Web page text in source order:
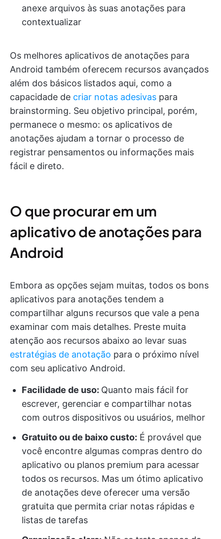
anexe arquivos às suas anotações para
contextualizar
Os melhores aplicativos de anotações para
Android também oferecem recursos avançados
além dos básicos listados aqui, como a
capacidade de criar notas adesivas para
brainstorming. Seu objetivo principal, porém,
permanece o mesmo: os aplicativos de
anotações ajudam a tornar o processo de
registrar pensamentos ou informações mais
fácil e direto.
O que procurar em um
aplicativo de anotações para
Android
Embora as opções sejam muitas, todos os bons
aplicativos para anotações tendem a
compartilhar alguns recursos que vale a pena
examinar com mais detalhes. Preste muita
atenção aos recursos abaixo ao levar suas
estratégias de anotação para o próximo nível
com seu aplicativo Android.
Facilidade de uso: Quanto mais fácil for
escrever, gerenciar e compartilhar notas
com outros dispositivos ou usuários, melhor
Gratuito ou de baixo custo: É provável que
você encontre algumas compras dentro do
aplicativo ou planos premium para acessar
todos os recursos. Mas um ótimo aplicativo
de anotações deve oferecer uma versão
gratuita que permita criar notas rápidas e
listas de tarefas